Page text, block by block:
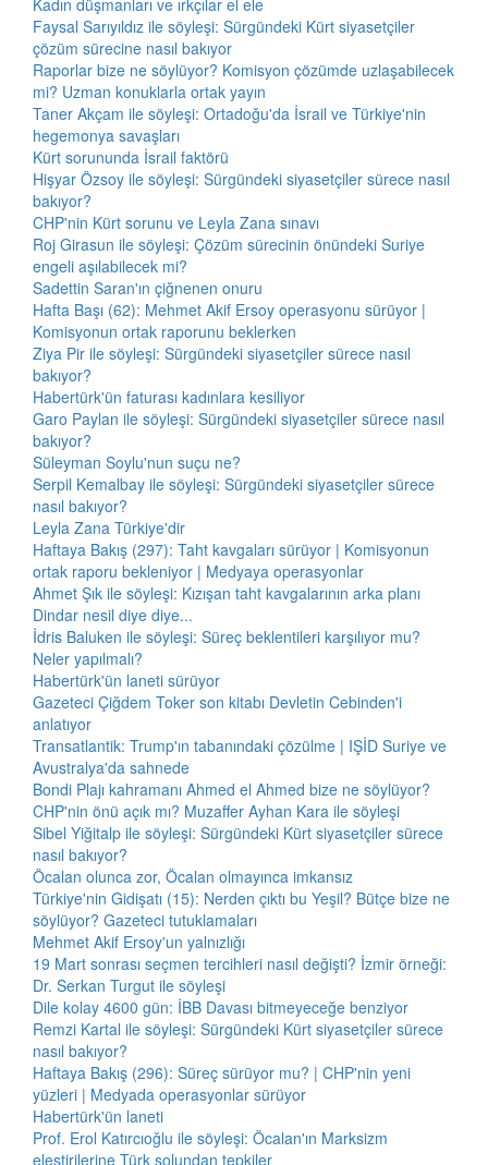
Kadın düşmanları ve ırkçılar el ele
Faysal Sarıyıldız ile söyleşi: Sürgündeki Kürt siyasetçiler
çözüm sürecine nasıl bakıyor
Raporlar bize ne söylüyor? Komisyon çözümde uzlaşabilecek
mi? Uzman konuklarla ortak yayın
Taner Akçam ile söyleşi: Ortadoğu'da İsrail ve Türkiye'nin
hegemonya savaşları
Kürt sorununda İsrail faktörü
Hişyar Özsoy ile söyleşi: Sürgündeki siyasetçiler sürece nasıl
bakıyor?
CHP'nin Kürt sorunu ve Leyla Zana sınavı
Roj Girasun ile söyleşi: Çözüm sürecinin önündeki Suriye
engeli aşılabilecek mi?
Sadettin Saran'ın çiğnenen onuru
Hafta Başı (62): Mehmet Akif Ersoy operasyonu sürüyor |
Komisyonun ortak raporunu beklerken
Ziya Pir ile söyleşi: Sürgündeki siyasetçiler sürece nasıl
bakıyor?
Habertürk'ün faturası kadınlara kesiliyor
Garo Paylan ile söyleşi: Sürgündeki siyasetçiler sürece nasıl
bakıyor?
Süleyman Soylu'nun suçu ne?
Serpil Kemalbay ile söyleşi: Sürgündeki siyasetçiler sürece
nasıl bakıyor?
Leyla Zana Türkiye'dir
Haftaya Bakış (297): Taht kavgaları sürüyor | Komisyonun
ortak raporu bekleniyor | Medyaya operasyonlar
Ahmet Şık ile söyleşi: Kızışan taht kavgalarının arka planı
Dindar nesil diye diye...
İdris Baluken ile söyleşi: Süreç beklentileri karşılıyor mu?
Neler yapılmalı?
Habertürk'ün laneti sürüyor
Gazeteci Çiğdem Toker son kitabı Devletin Cebinden'i
anlatıyor
Transatlantik: Trump'ın tabanındaki çözülme | IŞİD Suriye ve
Avustralya'da sahnede
Bondi Plajı kahramanı Ahmed el Ahmed bize ne söylüyor?
CHP'nin önü açık mı? Muzaffer Ayhan Kara ile söyleşi
Sibel Yiğitalp ile söyleşi: Sürgündeki Kürt siyasetçiler sürece
nasıl bakıyor?
Öcalan olunca zor, Öcalan olmayınca imkansız
Türkiye'nin Gidişatı (15): Nerden çıktı bu Yeşil? Bütçe bize ne
söylüyor? Gazeteci tutuklamaları
Mehmet Akif Ersoy'un yalnızlığı
19 Mart sonrası seçmen tercihleri nasıl değişti? İzmir örneği:
Dr. Serkan Turgut ile söyleşi
Dile kolay 4600 gün: İBB Davası bitmeyeceğe benziyor
Remzi Kartal ile söyleşi: Sürgündeki Kürt siyasetçiler sürece
nasıl bakıyor?
Haftaya Bakış (296): Süreç sürüyor mu? | CHP'nin yeni
yüzleri | Medyada operasyonlar sürüyor
Habertürk'ün laneti
Prof. Erol Katırcıoğlu ile söyleşi: Öcalan'ın Marksizm
eleştirilerine Türk solundan tepkiler